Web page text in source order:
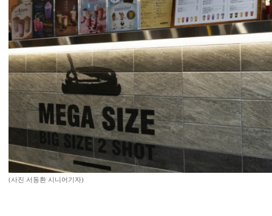
(사진 서동환 시니어기자)